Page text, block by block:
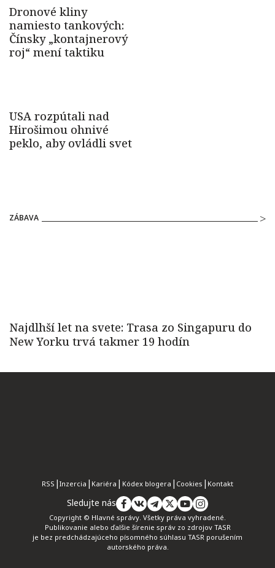
ZÁBAVA
RSS Inzercia Kariéra Kódex blogera Cookies Kontakt
Sledujte nás
Copyright © Hlavné správy. Všetky práva vyhradené.
Publikovanie alebo ďalšie šírenie správ zo zdrojov TASR
je bez predchádzajúceho písomného súhlasu TASR porušením
autorského práva.